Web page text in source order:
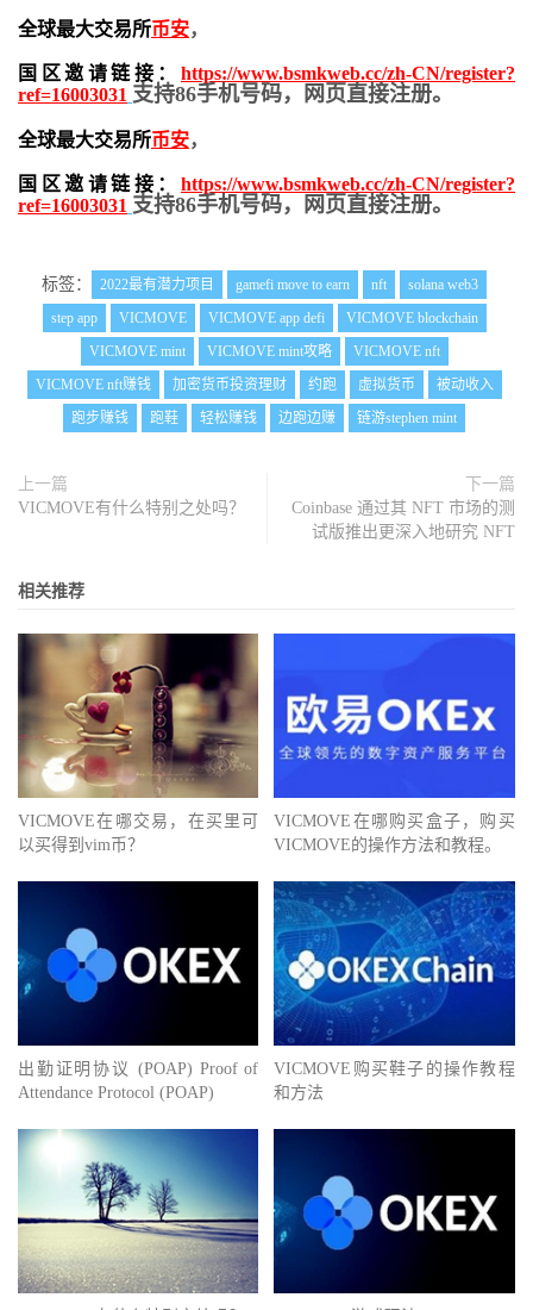
全球最大交易所币安，
国区邀请链接： https://www.bsmkweb.cc/zh-CN/register?
ref=16003031 支持86手机号码，网页直接注册。
全球最大交易所币安，
国区邀请链接： https://www.bsmkweb.cc/zh-CN/register?
ref=16003031 支持86手机号码，网页直接注册。
标签： 2022最有潜力项目 gamefi move to earn nft
solana web3
step app
VICMOVE VICMOVE app defi
VICMOVE blockchain
VICMOVE mint
VICMOVE mint攻略
VICMOVE nft
VICMOVE nft赚钱
加密货币投资理财 约跑 虚拟货币
被动收入
跑步赚钱
跑鞋 轻松赚钱 边跑边赚 链游stephen mint
上一篇
VICMOVE有什么特别之处吗？
下一篇
Coinbase 通过其 NFT 市场的测
试版推出更深入地研究 NFT
相关推荐
VICMOVE在哪交易，在买里可
以买得到vim币？
VICMOVE在哪购买盒子，购买
VICMOVE的操作方法和教程。
出勤证明协议 (POAP) Proof of
Attendance Protocol (POAP)
VICMOVE购买鞋子的操作教程
和方法